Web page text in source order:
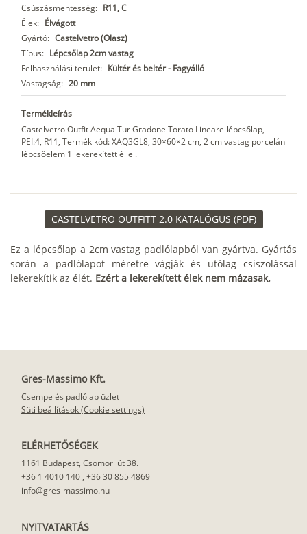
Csúszásmentesség: R11, C
Élek: Élvágott
Gyártó: Castelvetro (Olasz)
Típus: Lépcsőlap 2cm vastag
Felhasználási terület: Kültér és beltér - Fagyálló
Vastagság: 20 mm
Termékleírás
Castelvetro Outfit Aequa Tur Gradone Torato Lineare lépcsőlap,
PEI:4, R11, Termék kód: XAQ3GL8, 30×60×2 cm, 2 cm vastag porcelán
lépcsőelem 1 lekerekített éllel.
CASTELVETRO OUTFITT 2.0 KATALÓGUS (PDF)
Ez a lépcsőlap a 2cm vastag padlólapból van gyártva. Gyártás
során a padlólapot méretre vágják és utólag csiszolással
lekerekítik az élét. Ezért a lekerekített élek nem mázasak.
Gres-Massimo Kft.
Csempe és padlólap üzlet
Süti beállítások (Cookie settings)
ELÉRHETŐSÉGEK
1161 Budapest, Csömöri út 38.
+36 1 4010 140 , +36 30 855 4869
info@gres-massimo.hu
NYITVATARTÁS